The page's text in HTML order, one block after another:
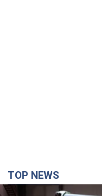
TOP NEWS